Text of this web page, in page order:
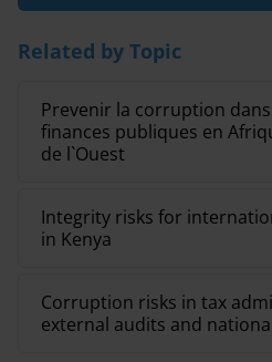
Related by Topic
Prevenir la corruption
finances publiques en
de l`Ouest
Integrity risks for
in Kenya
Corruption risks in tax
external audits and